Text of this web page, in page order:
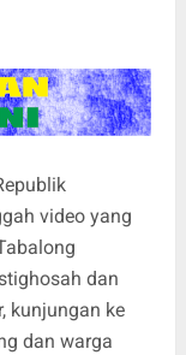
video yang
dan
kunjungan ke
dan warga